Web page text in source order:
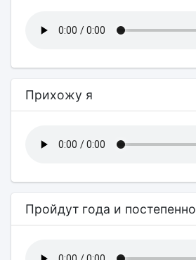
Прихожу я
Пройдут года и постепенно